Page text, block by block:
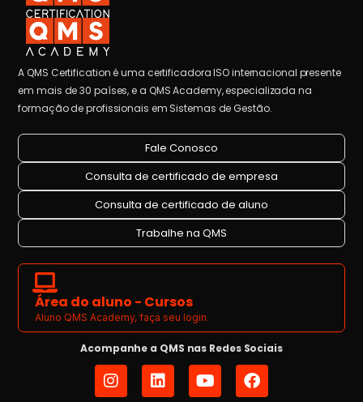
A QMS Certification é uma certificadora ISO internacional presente
em mais de 30 países, e a QMS Academy, especializada na
formação de profissionais em Sistemas de Gestão.
Fale Conosco
Consulta de certificado de empresa
Consulta de certificado de aluno
Trabalhe na QMS
Área do aluno - Cursos
Aluno QMS Academy, faça seu login.
Acompanhe a QMS nas Redes Sociais
I
n
L
i
Y
o
F
a